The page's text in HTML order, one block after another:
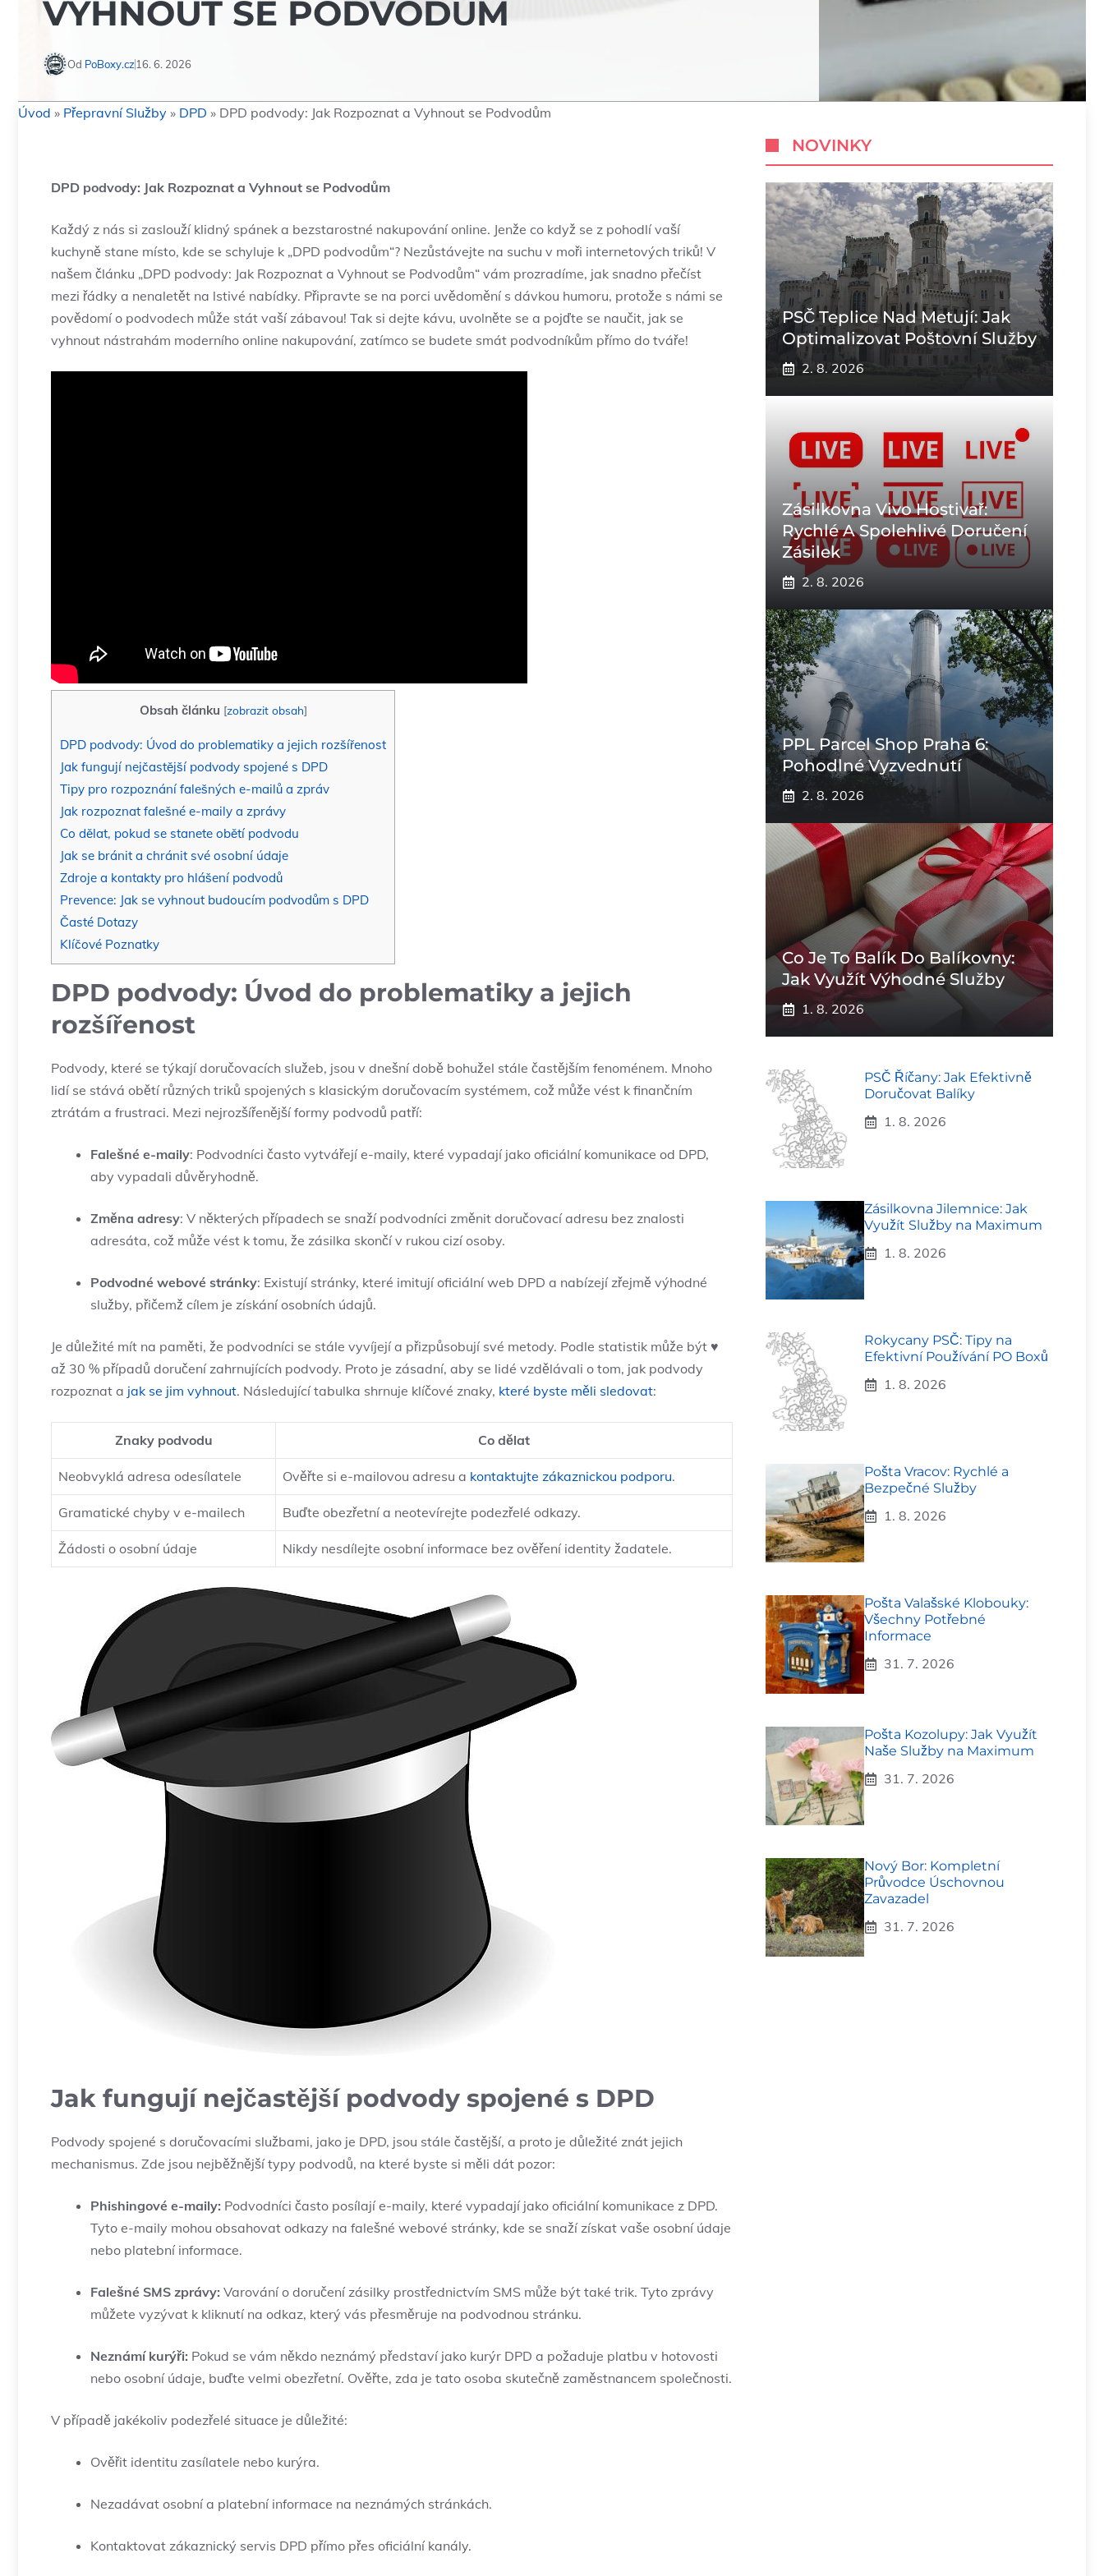
VYHNOUT SE PODVODŮM
Od PoBoxy.cz 16. 6. 2026
Úvod » Přepravní Služby » DPD » DPD podvody: Jak Rozpoznat a Vyhnout se Podvodům
DPD podvody: Jak Rozpoznat a Vyhnout se Podvodům
Každý z nás si zaslouží klidný spánek a bezstarostné nakupování online. Jenže co když se z pohodlí vaší
kuchyně stane místo, kde se schyluje k „DPD podvodům“? Nezůstávejte na suchu v moři internetových triků! V
našem článku „DPD podvody: Jak Rozpoznat a Vyhnout se Podvodům“ vám prozradíme, jak snadno přečíst
mezi řádky a nenaletět na lstivé nabídky. Připravte se na porci uvědomění s dávkou humoru, protože s námi se
povědomí o podvodech může stát vaší zábavou! Tak si dejte kávu, uvolněte se a pojďte se naučit, jak se
vyhnout nástrahám moderního online nakupování, zatímco se budete smát podvodníkům přímo do tváře!
Obsah článku [zobrazit obsah]
DPD podvody: Úvod do problematiky a jejich rozšířenost
Jak fungují nejčastější podvody spojené s DPD
Tipy pro rozpoznání falešných e-mailů a zpráv
Jak rozpoznat falešné e-maily a zprávy
Co dělat, pokud se stanete obětí podvodu
Jak se bránit a chránit své osobní údaje
Zdroje a kontakty pro hlášení podvodů
Prevence: Jak se vyhnout budoucím podvodům s DPD
Časté Dotazy
Klíčové Poznatky
DPD podvody: Úvod do problematiky a jejich
rozšířenost
Podvody, které se týkají doručovacích služeb, jsou v dnešní době bohužel stále častějším fenoménem. Mnoho
lidí se stává obětí různých triků spojených s klasickým doručovacím systémem, což může vést k finančním
ztrátám a frustraci. Mezi nejrozšířenější formy podvodů patří:
Falešné e-maily: Podvodníci často vytvářejí e-maily, které vypadají jako oficiální komunikace od DPD,
aby vypadali důvěryhodně.
Změna adresy: V některých případech se snaží podvodníci změnit doručovací adresu bez znalosti
adresáta, což může vést k tomu, že zásilka skončí v rukou cizí osoby.
Podvodné webové stránky: Existují stránky, které imitují oficiální web DPD a nabízejí zřejmě výhodné
služby, přičemž cílem je získání osobních údajů.
Je důležité mít na paměti, že podvodníci se stále vyvíjejí a přizpůsobují své metody. Podle statistik může být ♥️
až 30 % případů doručení zahrnujících podvody. Proto je zásadní, aby se lidé vzdělávali o tom, jak podvody
rozpoznat a jak se jim vyhnout. Následující tabulka shrnuje klíčové znaky, které byste měli sledovat:
Znaky podvodu Co dělat
Neobvyklá adresa odesílatele Ověřte si e-mailovou adresu a kontaktujte zákaznickou podporu.
Gramatické chyby v e-mailech Buďte obezřetní a neotevírejte podezřelé odkazy.
Žádosti o osobní údaje Nikdy nesdílejte osobní informace bez ověření identity žadatele.
Jak fungují nejčastější podvody spojené s DPD
Podvody spojené s doručovacími službami, jako je DPD, jsou stále častější, a proto je důležité znát jejich
mechanismus. Zde jsou nejběžnější typy podvodů, na které byste si měli dát pozor:
Phishingové e-maily: Podvodníci často posílají e-maily, které vypadají jako oficiální komunikace z DPD.
Tyto e-maily mohou obsahovat odkazy na falešné webové stránky, kde se snaží získat vaše osobní údaje
nebo platební informace.
Falešné SMS zprávy: Varování o doručení zásilky prostřednictvím SMS může být také trik. Tyto zprávy
můžete vyzývat k kliknutí na odkaz, který vás přesměruje na podvodnou stránku.
Neznámí kurýři: Pokud se vám někdo neznámý představí jako kurýr DPD a požaduje platbu v hotovosti
nebo osobní údaje, buďte velmi obezřetní. Ověřte, zda je tato osoba skutečně zaměstnancem společnosti.
V případě jakékoliv podezřelé situace je důležité:
Ověřit identitu zasílatele nebo kurýra.
Nezadávat osobní a platební informace na neznámých stránkách.
Kontaktovat zákaznický servis DPD přímo přes oficiální kanály.
NOVINKY
PSČ Teplice Nad Metují: Jak
Optimalizovat Poštovní Služby
2. 8. 2026
Zásilkovna Vivo Hostivař:
Rychlé A Spolehlivé Doručení
Zásilek
2. 8. 2026
PPL Parcel Shop Praha 6:
Pohodlné Vyzvednutí
2. 8. 2026
Co Je To Balík Do Balíkovny:
Jak Využít Výhodné Služby
1. 8. 2026
PSČ Říčany: Jak Efektivně
Doručovat Balíky
1. 8. 2026
Zásilkovna Jilemnice: Jak
Využít Služby na Maximum
1. 8. 2026
Rokycany PSČ: Tipy na
Efektivní Používání PO Boxů
1. 8. 2026
Pošta Vracov: Rychlé a
Bezpečné Služby
1. 8. 2026
Pošta Valašské Klobouky:
Všechny Potřebné
Informace
31. 7. 2026
Pošta Kozolupy: Jak Využít
Naše Služby na Maximum
31. 7. 2026
Nový Bor: Kompletní
Průvodce Úschovnou
Zavazadel
31. 7. 2026